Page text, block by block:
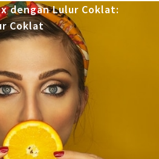
dengan Lulur Coklat:
Coklat